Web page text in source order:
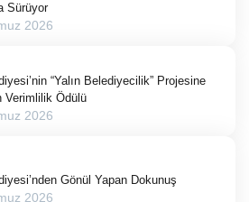
Sürüyor
2026
“Yalın Belediyecilik” Projesine
Verimlilik Ödülü
2026
Gönül Yapan Dokunuş
2026